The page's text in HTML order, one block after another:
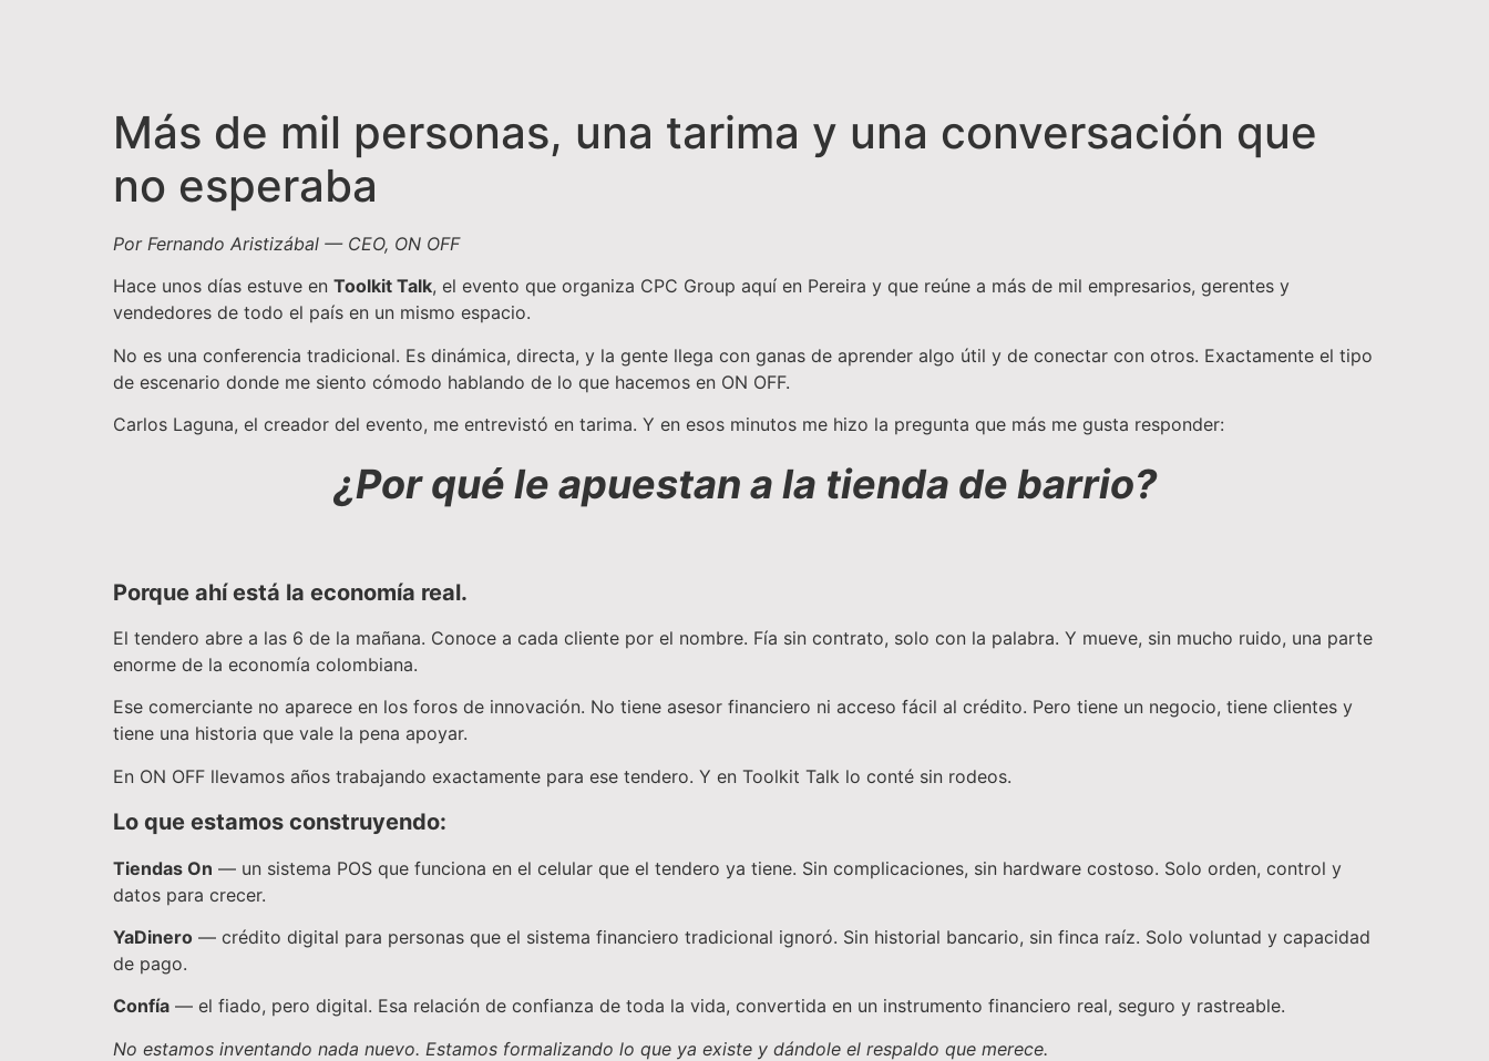
Más de mil personas, una tarima y una conversación que
no esperaba
Por Fernando Aristizábal — CEO, ON OFF
Hace unos días estuve en Toolkit Talk, el evento que organiza CPC Group aquí en Pereira y que reúne a más de mil empresarios, gerentes y
vendedores de todo el país en un mismo espacio.
No es una conferencia tradicional. Es dinámica, directa, y la gente llega con ganas de aprender algo útil y de conectar con otros. Exactamente el tipo
de escenario donde me siento cómodo hablando de lo que hacemos en ON OFF.
Carlos Laguna, el creador del evento, me entrevistó en tarima. Y en esos minutos me hizo la pregunta que más me gusta responder:
¿Por qué le apuestan a la tienda de barrio?
Porque ahí está la economía real.
El tendero abre a las 6 de la mañana. Conoce a cada cliente por el nombre. Fía sin contrato, solo con la palabra. Y mueve, sin mucho ruido, una parte
enorme de la economía colombiana.
Ese comerciante no aparece en los foros de innovación. No tiene asesor financiero ni acceso fácil al crédito. Pero tiene un negocio, tiene clientes y
tiene una historia que vale la pena apoyar.
En ON OFF llevamos años trabajando exactamente para ese tendero. Y en Toolkit Talk lo conté sin rodeos.
Lo que estamos construyendo:
Tiendas On — un sistema POS que funciona en el celular que el tendero ya tiene. Sin complicaciones, sin hardware costoso. Solo orden, control y
datos para crecer.
YaDinero — crédito digital para personas que el sistema financiero tradicional ignoró. Sin historial bancario, sin finca raíz. Solo voluntad y capacidad
de pago.
Confía — el fiado, pero digital. Esa relación de confianza de toda la vida, convertida en un instrumento financiero real, seguro y rastreable.
No estamos inventando nada nuevo. Estamos formalizando lo que ya existe y dándole el respaldo que merece.